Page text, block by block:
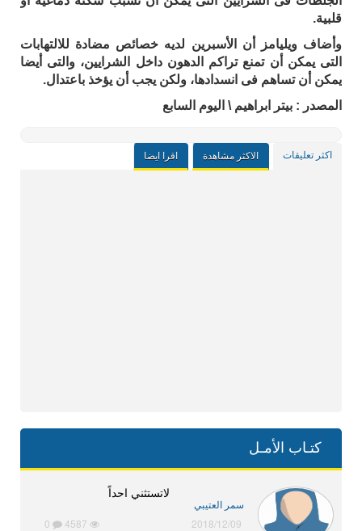
قلبية.
وأضاف ويليامز أن الأسبرين لديه خصائص مضادة للالتهابات
التى يمكن أن تمنع تراكم الدهون داخل الشرايين، والتى أيضا
يمكن أن تساهم فى انسدادها، ولكن يجب أن يؤخذ باعتدال.
المصدر : بيتر ابراهيم \ اليوم السابع
اكثر تعليقات الاكثر مشاهدة اقرا ايضا
كتـاب الأمـل
لاتستثني احداً
سمر العتيبي
2018/12/09